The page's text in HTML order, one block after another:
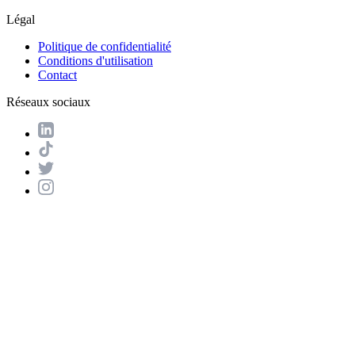
Légal
Politique de confidentialité
Conditions d'utilisation
Contact
Réseaux sociaux